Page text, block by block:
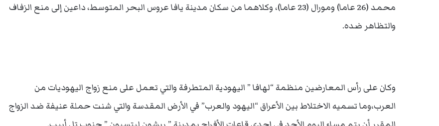
محمد (26 عاما) ومورال (23 عاما)، وكلاهما من سكان مدينة يافا عروس البحر المتوسط، داعين إلى منع الزفاف
والتظاهر ضده.
وكان على رأس المعارضين منظمة “لهافا ” اليهودية المتطرفة والتي تعمل على منع زواج اليهوديات من
العرب،وما تسميه الاختلاط بين الأعراق “اليهود والعرب” في الأرض المقدسة والتي شنت حملة عنيفة ضد الزواج